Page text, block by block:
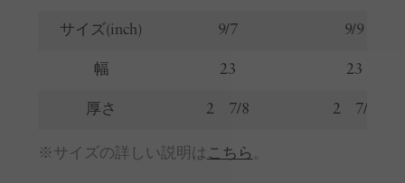
サイズ(inch) 9/7 9/9
幅 23 23
厚さ 2 7/8 2 7/8
※サイズの詳しい説明は こちら 。